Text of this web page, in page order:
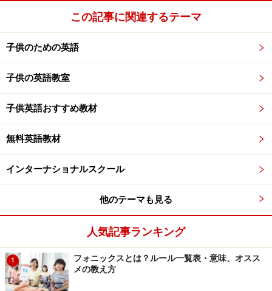
この記事に関連するテーマ
子供のための英語
子供の英語教室
子供英語おすすめ教材
無料英語教材
インターナショナルスクール
他のテーマも見る
人気記事ランキング
1
フォニックスとは？ルール一覧表・意味、オスス
メの教え方